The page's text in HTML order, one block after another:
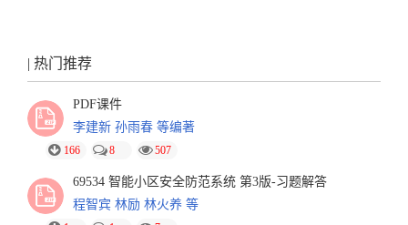
| 热门推荐
PDF课件
李建新 孙雨春 等编著
166 8 507
69534 智能小区安全防范系统 第3版-习题解答
程智宾 林励 林火养 等